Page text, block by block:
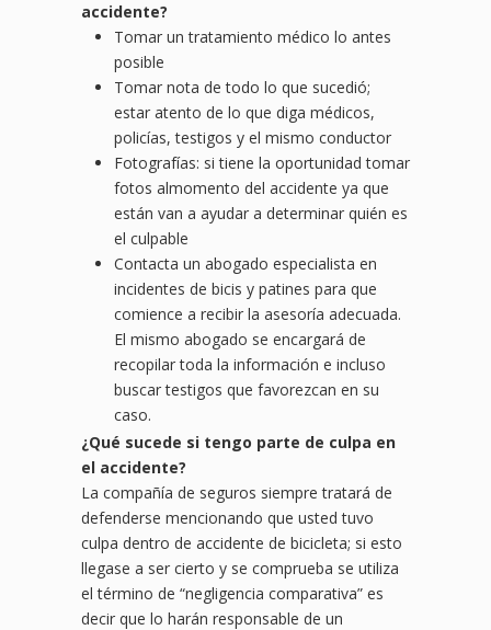
accidente?
Tomar un tratamiento médico lo antes
posible
Tomar nota de todo lo que sucedió;
estar atento de lo que diga médicos,
policías, testigos y el mismo conductor
Fotografías: si tiene la oportunidad tomar
fotos almomento del accidente ya que
están van a ayudar a determinar quién es
el culpable
Contacta un abogado especialista en
incidentes de bicis y patines para que
comience a recibir la asesoría adecuada.
El mismo abogado se encargará de
recopilar toda la información e incluso
buscar testigos que favorezcan en su
caso.
¿Qué sucede si tengo parte de culpa en
el accidente?
La compañía de seguros siempre tratará de
defenderse mencionando que usted tuvo
culpa dentro de accidente de bicicleta; si esto
llegase a ser cierto y se comprueba se utiliza
el término de “negligencia comparativa” es
decir que lo harán responsable de un